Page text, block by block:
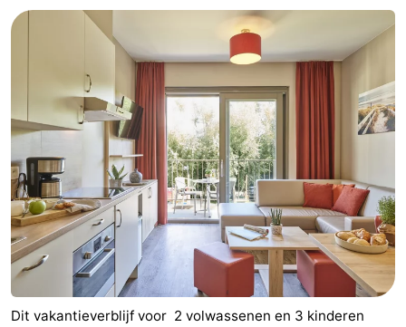
Dit vakantieverblijf voor 2 volwassenen en 3 kinderen